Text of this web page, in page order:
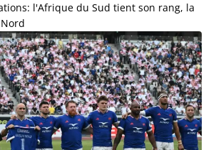
l'Afrique du Sud tient son rang, la